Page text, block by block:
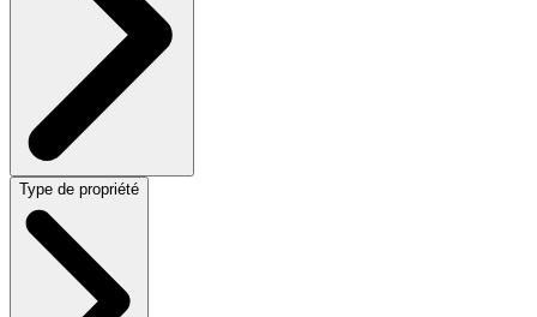
Type de propriété